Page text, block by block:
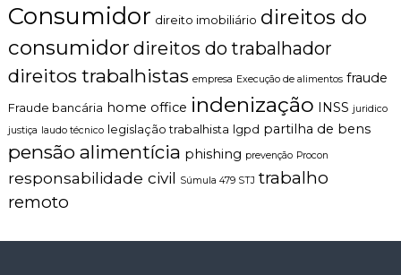
Consumidor direito imobiliário direitos do
consumidor direitos do trabalhador
direitos trabalhistas empresa Execução de alimentos fraude
Fraude bancária home office indenização INSS juridico
justiça laudo técnico legislação trabalhista lgpd partilha de bens
pensão alimentícia phishing prevenção Procon
responsabilidade civil Súmula 479 STJ trabalho
remoto